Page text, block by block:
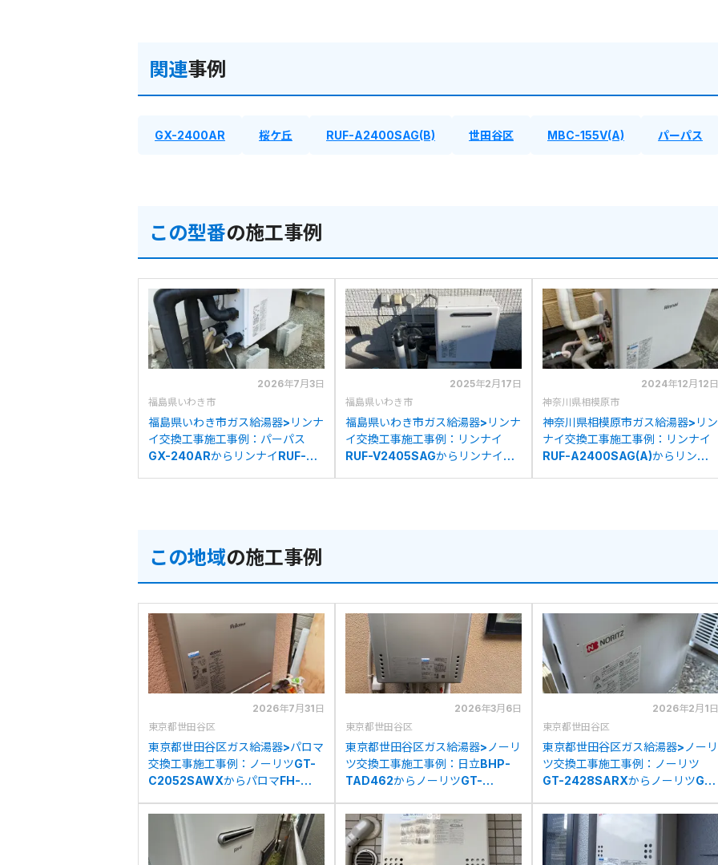
関連事例
GX-2400AR 桜ケ丘 RUF-A2400SAG(B) 世田谷区 MBC-155V(A) パーパス
この型番の施工事例
2026年7月3日
福島県いわき市
福島県いわき市ガス給湯器>リンナ
イ交換工事施工事例：パーパス
GX-240ARからリンナイRUF-
2025年2月17日
福島県いわき市
福島県いわき市ガス給湯器>リンナ
イ交換工事施工事例：リンナイ
RUF-V2405SAGからリンナイ
2024年12月12日
神奈川県相模原市
神奈川県相模原市ガス給湯器>リン
ナイ交換工事施工事例：リンナイ
RUF-A2400SAG(A)からリンナ
この地域の施工事例
2026年7月31日
東京都世田谷区
東京都世田谷区ガス給湯器>パロマ
交換工事施工事例：ノーリツGT-
C2052SAWXからパロマFH-
2026年3月6日
東京都世田谷区
東京都世田谷区ガス給湯器>ノーリ
ツ交換工事施工事例：日立BHP-
TAD462からノーリツGT-
2026年2月1日
東京都世田谷区
東京都世田谷区ガス給湯器>ノーリ
ツ交換工事施工事例：ノーリツ
GT-2428SARXからノーリツGT-